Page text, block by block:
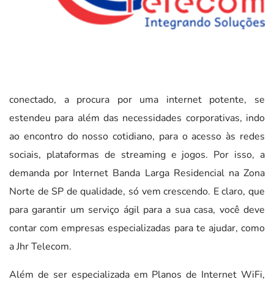
conectado, a procura por uma internet potente, se
estendeu para além das necessidades corporativas, indo
ao encontro do nosso cotidiano, para o acesso às redes
sociais, plataformas de streaming e jogos. Por isso, a
demanda por Internet Banda Larga Residencial na Zona
Norte de SP de qualidade, só vem crescendo. E claro, que
para garantir um serviço ágil para a sua casa, você deve
contar com empresas especializadas para te ajudar, como
a Jhr Telecom.
Além de ser especializada em Planos de Internet WiFi,